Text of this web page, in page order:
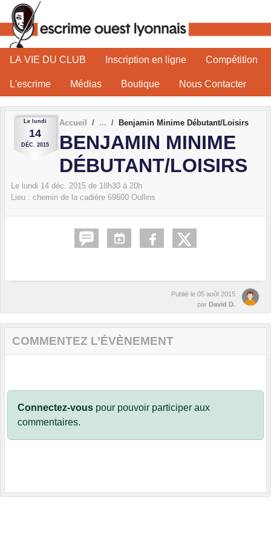
LA VIE DU CLUB Inscription en ligne Compétition
L'escrime Médias Boutique Nous Contacter
Le lundi
14
DÉC. 2015
Accueil Benjamin Minime Débutant/Loisirs
BENJAMIN MINIME
DÉBUTANT/LOISIRS
Le lundi 14 déc. 2015 de 18h30 à 20h
Lieu : chemin de la cadière 69600 Oullins
Publié le 05 août 2015
par David D.
COMMENTEZ L’ÉVÈNEMENT
Connectez-vous pour pouvoir participer aux
commentaires.
Panneau de gestion des cookies